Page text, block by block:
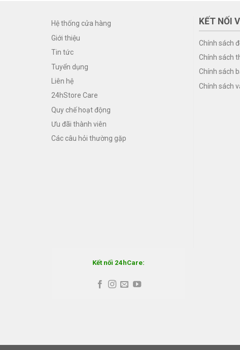
Hệ thống cửa hàng
Giới thiệu
Tin tức
Tuyển dụng
Liên hệ
24hStore Care
Quy chế hoạt động
Ưu đãi thành viên
Các câu hỏi thường gặp
KẾT NỐI
Chính sách
Chính sách
Chính sách
Chính sách
Kết nối 24hCare: